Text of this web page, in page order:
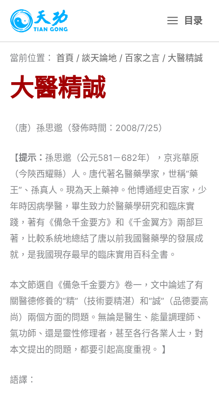
主
目录
當前位置： 首頁 / 談天論地 / 百家之言 / 大醫精誠
大醫精誠
（唐）孫思邈（發佈時間：2008/7/25）
【提示： 孫思邈（公元581－682年），京兆華原
（今陝西耀縣）人。唐代著名醫藥學家，世稱“藥
王”、孫真人。現為天上藥神。他博通經史百家，少
年時因病學醫，畢生致力於醫藥學研究和臨床實
踐，著有《備急千金要方》和《千金翼方》兩部巨
著，比較系統地總結了唐以前我國醫藥學的發展成
就，是我國現存最早的臨床實用百科全書。
本文節選自《備急千金要方》卷一，文中論述了有
關醫德修養的“精”（技術要精湛）和“誠”（品德要高
尚）兩個方面的問題。無論是醫生、能量調理師、
氣功師、還是靈性修理者，甚至各行各業人士，對
本文提出的問題，都要引起高度重視。 】
語譯：